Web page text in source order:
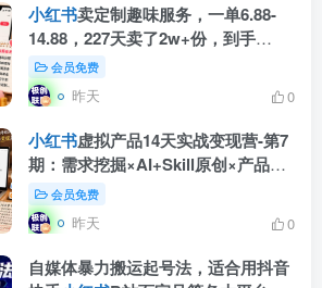
小红书卖定制趣味服务，一单6.88-
14.88，227天卖了2w+份，到手
13w+会员免费
昨天 0
小红书虚拟产品14天实战变现营-第7
期：需求挖掘×AI+Skill原创×产品矩
阵×内容笔记×一人公司进阶×全链路
会员免费
昨天 0
自媒体暴力搬运起号法，适合用抖音